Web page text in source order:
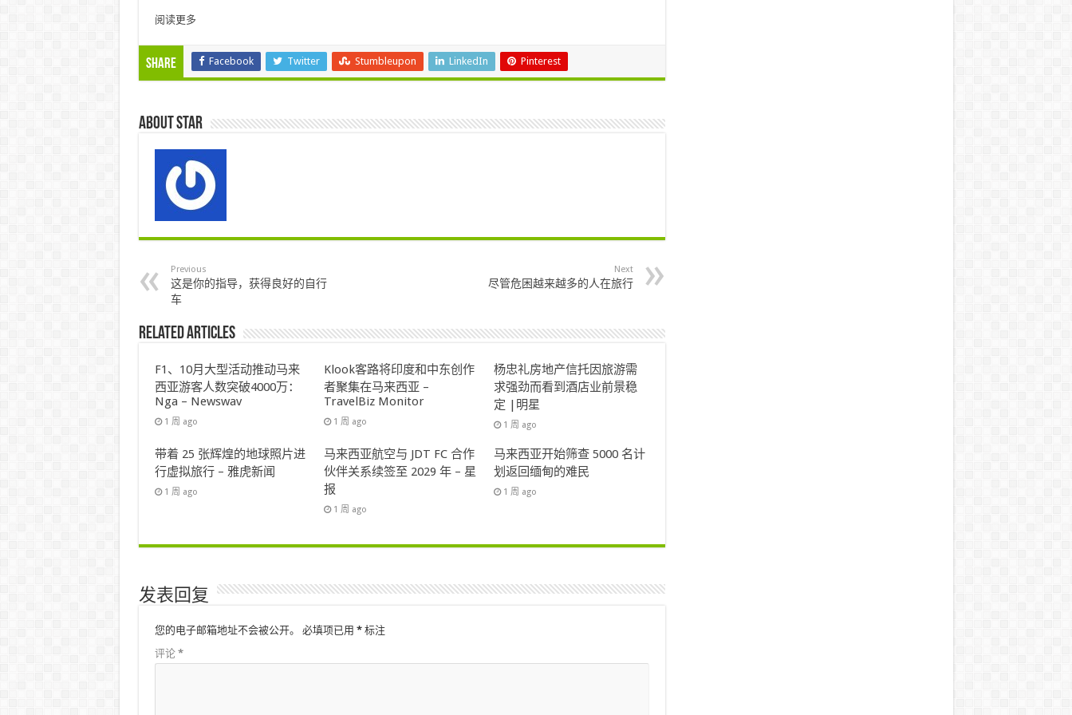
阅读更多
Share Facebook Twitter Stumbleupon LinkedIn Pinterest
About star
Previous
这是你的指导，获得良好的自行
车
Next
尽管危困越来越多的人在旅行
Related Articles
F1、10月大型活动推动马来
西亚游客人数突破4000万：
Nga – Newswav
1 周 ago
Klook客路将印度和中东创作
者聚集在马来西亚 –
TravelBiz Monitor
1 周 ago
杨忠礼房地产信托因旅游需
求强劲而看到酒店业前景稳
定 |明星
1 周 ago
带着 25 张辉煌的地球照片进
行虚拟旅行 – 雅虎新闻
1 周 ago
马来西亚航空与 JDT FC 合作
伙伴关系续签至 2029 年 – 星
报
1 周 ago
马来西亚开始筛查 5000 名计
划返回缅甸的难民
1 周 ago
发表回复
您的电子邮箱地址不会被公开。 必填项已用 *标注
评论 *